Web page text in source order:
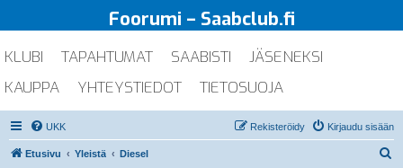
Foorumi – Saabclub.fi
KLUBI TAPAHTUMAT SAABISTI
JÄSENEKSI
KAUPPA
YHTEYSTIEDOT TIETOSUOJA
UKK Kirjaudu sisään
Rekisteröidy
Etusivu Yleistä Diesel